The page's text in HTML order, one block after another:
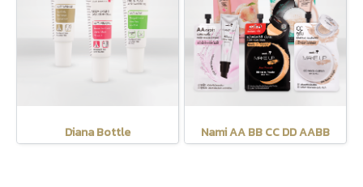
Diana Bottle Nami AA BB CC DD AABB